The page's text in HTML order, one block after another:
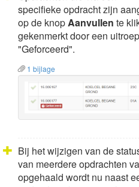
specifieke opdracht zijn
op de knopAanvullen te
gekenmerkt door een
"Geforceerd".
1 bijlage
Bij het wijzigen van de
van meerdere opdrachten
opgehaald wordt nu naast